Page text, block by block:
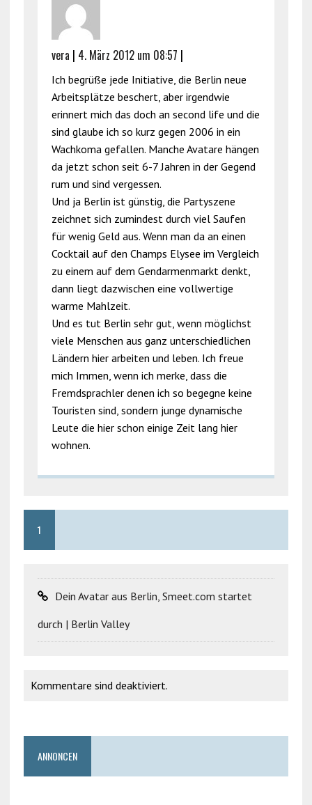
vera | 4. März 2012 um 08:57 |
Ich begrüße jede Initiative, die Berlin neue
Arbeitsplätze beschert, aber irgendwie
erinnert mich das doch an second life und die
sind glaube ich so kurz gegen 2006 in ein
Wachkoma gefallen. Manche Avatare hängen
da jetzt schon seit 6-7 Jahren in der Gegend
rum und sind vergessen.
Und ja Berlin ist günstig, die Partyszene
zeichnet sich zumindest durch viel Saufen
für wenig Geld aus. Wenn man da an einen
Cocktail auf den Champs Elysee im Vergleich
zu einem auf dem Gendarmenmarkt denkt,
dann liegt dazwischen eine vollwertige
warme Mahlzeit.
Und es tut Berlin sehr gut, wenn möglichst
viele Menschen aus ganz unterschiedlichen
Ländern hier arbeiten und leben. Ich freue
mich Immen, wenn ich merke, dass die
Fremdsprachler denen ich so begegne keine
Touristen sind, sondern junge dynamische
Leute die hier schon einige Zeit lang hier
wohnen.
1
Dein Avatar aus Berlin, Smeet.com startet
durch | Berlin Valley
Kommentare sind deaktiviert.
ANNONCEN